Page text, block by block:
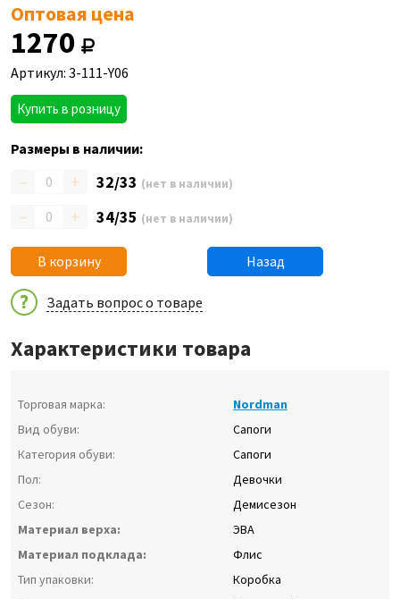
Оптовая цена
1270
Артикул: 3-111-Y06
Купить в розницу
Размеры в наличии:
– + 32/33 (нет в наличии)
– + 34/35 (нет в наличии)
В корзину Назад
Задать вопрос о товаре
Характеристики товара
Торговая марка:
Nordman
Вид обуви:
Сапоги
Категория обуви:
Сапоги
Пол:
Девочки
Сезон:
Демисезон
Материал верха:
ЭВА
Материал подклада:
Флис
Тип упаковки:
Коробка